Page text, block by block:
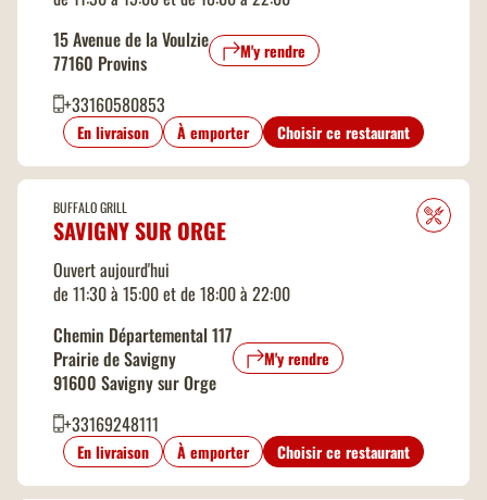
15 Avenue de la Voulzie
77160 Provins
M'y rendre
+33160580853
En livraison À emporter Choisir ce restaurant
BUFFALO GRILL
SAVIGNY SUR ORGE
Ouvert aujourd'hui
de 11:30 à 15:00 et de 18:00 à 22:00
Chemin Départemental 117
Prairie de Savigny
91600 Savigny sur Orge
M'y rendre
+33169248111
En livraison À emporter Choisir ce restaurant